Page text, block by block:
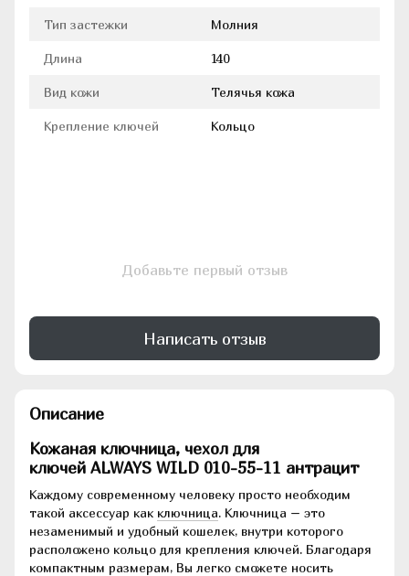
Тип застежки Молния
Длина 140
Вид кожи Телячья кожа
Крепление ключей Кольцо
Добавьте первый отзыв
Написать отзыв
Описание
Кожаная ключница, чехол для
ключей ALWAYS WILD 010-55-11 антрацит
Каждому современному человеку просто необходим
такой аксессуар как ключница. Ключница – это
незаменимый и удобный кошелек, внутри которого
расположено кольцо для крепления ключей. Благодаря
компактным размерам, Вы легко сможете носить